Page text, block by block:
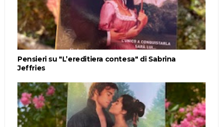
Pensieri su "L’ereditiera contesa" di Sabrina
Jeffries